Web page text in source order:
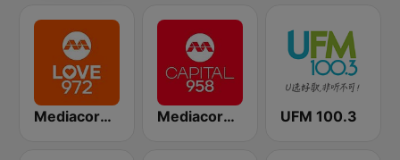
Mediacorp LOVE 972 Mediacorp CAPITAL 958 UFM 100.3